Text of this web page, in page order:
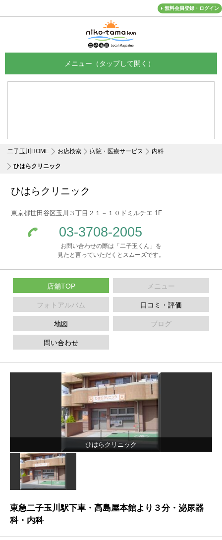
無料会員登録・ログイン
二子玉川HOME お店検索 病院・医療サービス 内科
ひはらクリニック
ひはらクリニック
東京都世田谷区玉川３丁目２１－１０ドミルチエ 1F
03-3708-2005
お問い合わせの際は「二子玉くん」を
見たと言っていただくとスムーズです。
店舗TOP メニュー
フォトアルバム 口コミ・評価
地図 ブログ
問い合わせ
ひはらクリニック
東急二子玉川駅下車・高島屋本館より３分・泌尿器
科・内科
メニュー